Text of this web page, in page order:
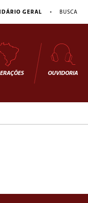
GERAL • BUSCA
OUVIDORIA